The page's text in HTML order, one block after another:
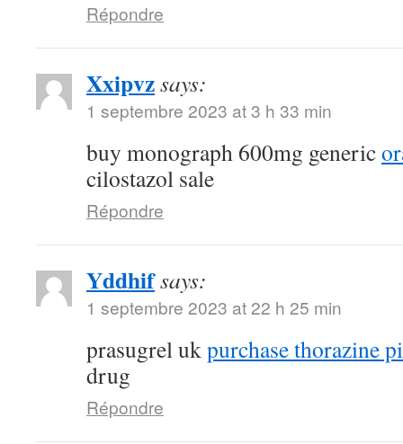
Répondre
Xxipvzsays:
1 septembre 2023 at 3 h 33 min
buy monograph 600mg generic
cilostazol sale
Répondre
Yddhifsays:
1 septembre 2023 at 22 h 25 min
prasugrel ukpurchase thorazine
drug
Répondre